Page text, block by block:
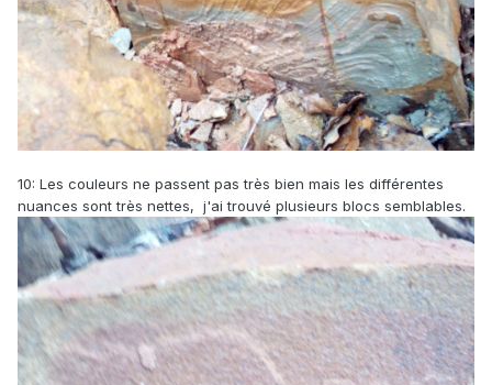
10: Les couleurs ne passent pas très bien mais les différentes
nuances sont très nettes, j'ai trouvé plusieurs blocs semblables.